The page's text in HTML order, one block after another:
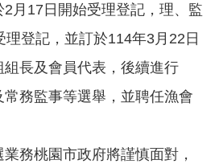
月17日開始受理登記，理、監
登記，並訂於114年3月22日
長及會員代表，後續進行
務監事等選舉，並聘任漁會
務桃園市政府將謹慎面對，